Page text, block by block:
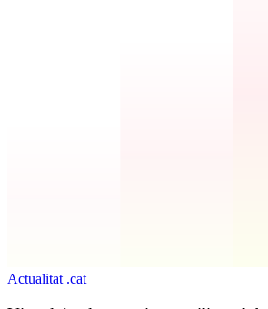
Actualitat .cat